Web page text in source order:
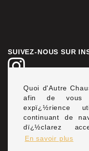
Quoi d'Autre
afin de vous
expï¿½rience
continuant de
dï¿½clarez
En savoir plus
SUIVEZ-NOUS SUR
LIVRAISON &